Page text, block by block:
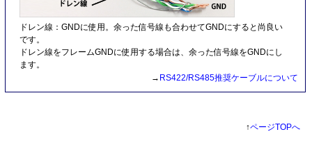
ドレン線：GNDに使用。余った信号線も合わせてGNDにすると尚良い
です。
ドレン線をフレームGNDに使用する場合は、余った信号線をGNDにし
ます。
→ RS422/RS485推奨ケーブルについて
↑ページTOPへ